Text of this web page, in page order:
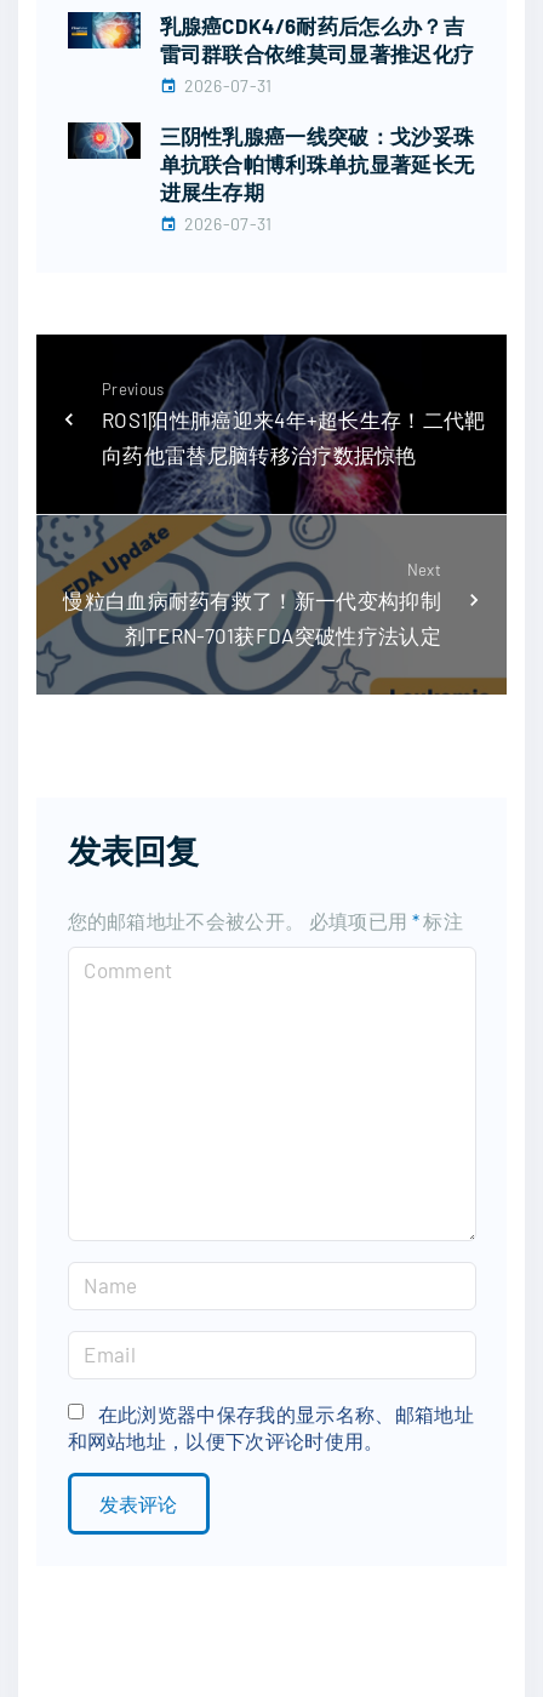
乳腺癌CDK4/6耐药后怎么办？吉
雷司群联合依维莫司显著推迟化疗
2026-07-31
三阴性乳腺癌一线突破：戈沙妥珠
单抗联合帕博利珠单抗显著延长无
进展生存期
2026-07-31
Previous
ROS1阳性肺癌迎来4年+超长生存！二代靶
向药他雷替尼脑转移治疗数据惊艳
Next
慢粒白血病耐药有救了！新一代变构抑制
剂TERN-701获FDA突破性疗法认定
发表回复
您的邮箱地址不会被公开。 必填项已用 *标注
a
e
*
m
a
i
l
在此浏览器中保存我的显示名称、邮箱地址
和网站地址，以便下次评论时使用。